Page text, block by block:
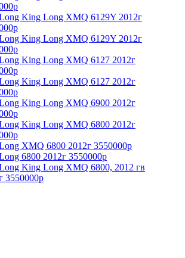
King Long XMQ 6129Y 2012г
King Long XMQ 6129Y 2012г
King Long XMQ 6127 2012г
King Long XMQ 6127 2012г
King Long XMQ 6900 2012г
King Long XMQ 6800 2012г
XMQ 6800 2012г 3550000р
6800 2012г 3550000р
King Long XMQ 6800, 2012 гв
3550000р